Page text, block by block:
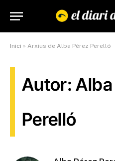
Inici » Arxius de Alba Pérez Perelló
Autor: Alba
Perelló